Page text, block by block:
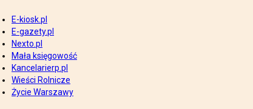
E-kiosk.pl
E-gazety.pl
Nexto.pl
Mała księgowość
Kancelarierp.pl
Wieści Rolnicze
Życie Warszawy